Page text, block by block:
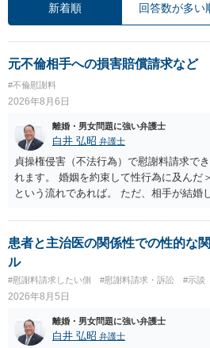
新着順 回答数が多い
元不倫相手への損害賠償請求など
#不倫慰謝料
2026年8月6日
離婚・男女問題に強い弁護士
白井 弘昭 弁護士
貞操権侵害（不法行為）で慰謝料請求で
れます。 婚姻を約束して性行為に及んだ
という流れであれば。 ただ、相手が結婚
性も認められそうですので、あまり慰謝
われます。 一度、最寄りの弁護士に相談
患者と主治医の関係性での性的な
ル
#慰謝料請求したい側 #慰謝料請求・訴訟 #示談
2026年8月5日
離婚・男女問題に強い弁護士
白井 弘昭 弁護士